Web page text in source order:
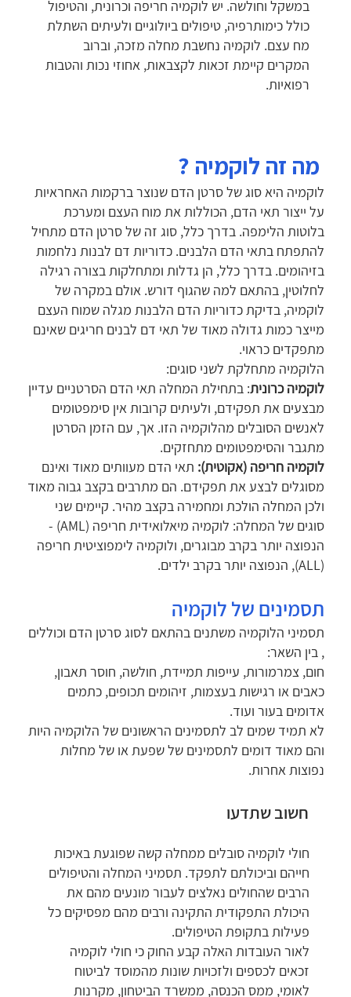
במשקל וחולשה. יש לוקמיה חריפה וכרונית, והטיפול
כולל כימותרפיה, טיפולים ביולוגיים ולעיתים השתלת
מח עצם. לוקמיה נחשבת מחלה מזכה, וברוב
המקרים קיימת זכאות לקצבאות, אחוזי נכות והטבות
רפואיות.
מה זה לוקמיה ?
לוקמיה היא סוג של סרטן הדם שנוצר ברקמות האחראיות
על ייצור תאי הדם, הכוללות את מוח העצם ומערכת
בלוטות הלימפה. בדרך כלל, סוג זה של סרטן הדם מתחיל
להתפתח בתאי הדם הלבנים. כדוריות דם לבנות נלחמות
בזיהומים. בדרך כלל, הן גדלות ומתחלקות בצורה רגילה
לחלוטין, בהתאם למה שהגוף דורש. אולם במקרה של
לוקמיה, בדיקת כדוריות הדם הלבנות מגלה שמוח העצם
מייצר כמות גדולה מאוד של תאי דם לבנים חריגים שאינם
מתפקדים כראוי.
הלוקמיה מתחלקת לשני סוגים:
לוקמיה כרונית: בתחילת המחלה תאי הדם הסרטניים עדיין
מבצעים את תפקידם, ולעיתים קרובות אין סימפטומים
לאנשים הסובלים מהלוקמיה הזו. אך, עם הזמן הסרטן
מתגבר והסימפטומים מתחזקים.
לוקמיה חריפה (אקוטית): תאי הדם מעוותים מאוד ואינם
מסוגלים לבצע את תפקידם. הם מתרבים בקצב גבוה מאוד
ולכן המחלה הולכת ומחמירה בקצב מהיר. קיימים שני
סוגים של המחלה: לוקמיה מיאלואידית חריפה (AML) -
הנפוצה יותר בקרב מבוגרים, ולוקמיה לימפוציטית חריפה
(ALL), הנפוצה יותר בקרב ילדים.
תסמינים של לוקמיה
תסמיני הלוקמיה משתנים בהתאם לסוג סרטן הדם וכוללים
, בין השאר:
חום, צמרמורות, עייפות תמיידת, חולשה, חוסר תאבון,
כאבים או רגישות בעצמות, זיהומים תכופים, כתמים
אדומים בעור ועוד.
לא תמיד שמים לב לתסמינים הראשונים של הלוקמיה היות
והם מאוד דומים לתסמינים של שפעת או של מחלות
נפוצות אחרות.
חשוב שתדעו
חולי לוקמיה סובלים ממחלה קשה שפוגעת באיכות
חייהם וביכולתם לתפקד. תסמיני המחלה והטיפולים
הרבים שהחולים נאלצים לעבור מונעים מהם את
היכולת התפקודית התקינה ורבים מהם מפסיקים כל
פעילות בתקופת הטיפולים.
לאור העובדות האלה קבע החוק כי חולי לוקמיה
זכאים לכספים ולזכויות שונות מהמוסד לביטוח
לאומי, ממס הכנסה, ממשרד הביטחון, מקרנות